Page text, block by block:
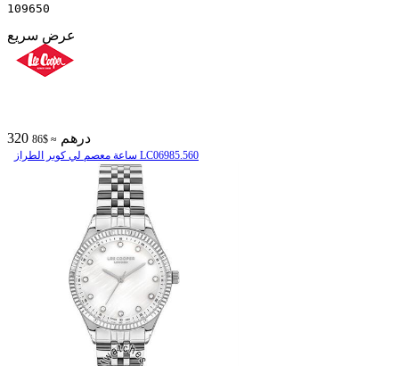
109650
عرض سريع
320 درهم ≈ $86
ساعة معصم لي كوبر الطراز LC06985.560